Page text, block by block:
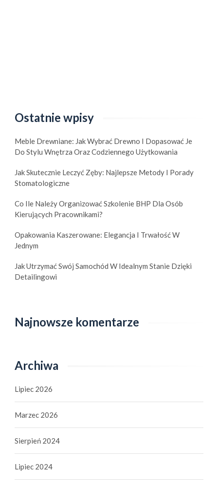
Ostatnie wpisy
Meble Drewniane: Jak Wybrać Drewno I Dopasować Je
Do Stylu Wnętrza Oraz Codziennego Użytkowania
Jak Skutecznie Leczyć Zęby: Najlepsze Metody I Porady
Stomatologiczne
Co Ile Należy Organizować Szkolenie BHP Dla Osób
Kierujących Pracownikami?
Opakowania Kaszerowane: Elegancja I Trwałość W
Jednym
Jak Utrzymać Swój Samochód W Idealnym Stanie Dzięki
Detailingowi
Najnowsze komentarze
Archiwa
Lipiec 2026
Marzec 2026
Sierpień 2024
Lipiec 2024